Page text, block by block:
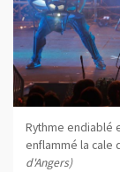
Rythme endiablé
enflammé la cale
d'Angers)